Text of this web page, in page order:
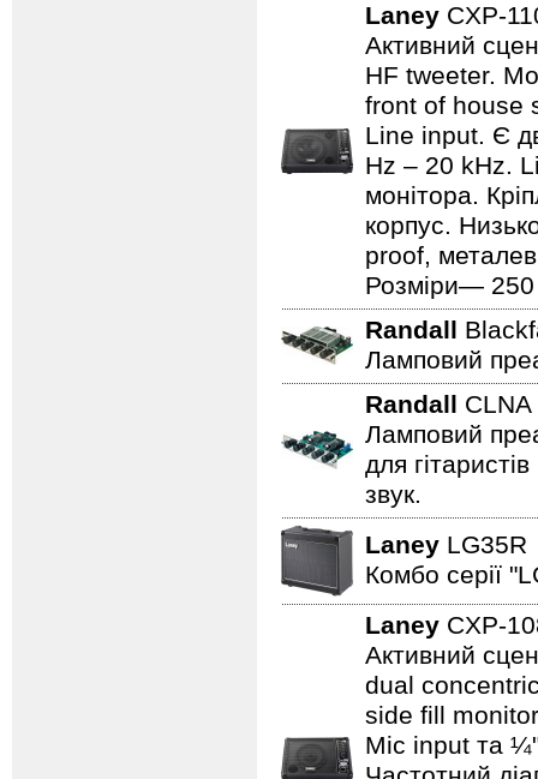
Laney CXP-
Активний
HF tweeter.
front of house
Line input. Є
Hz – 20 kHz.
монітора.
корпус.
proof,
Розміри—
Randall
Ламповий
Randall
Ламповий
для
звук.
Laney
Комбо серії
Laney CXP-
Активний
dual
side fill
Mic input та